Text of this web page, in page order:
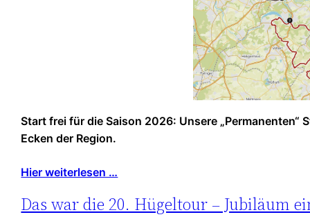
Start frei für die Saison 2026: Unsere
Ecken der Region.
Hier weiterlesen …
Das war die 20. Hügeltour – Jubiläum